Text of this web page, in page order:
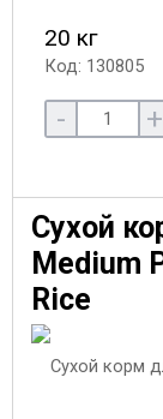
20 кг
Код: 130805
- +
Сухой
Medium
Rice